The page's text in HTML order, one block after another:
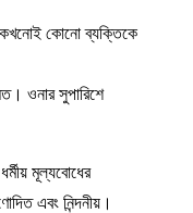
কখনোই কোনো ব্যক্তিকে
ওনার সুপারিশে
মূল্যবোধের
এবং নিন্দনীয়।